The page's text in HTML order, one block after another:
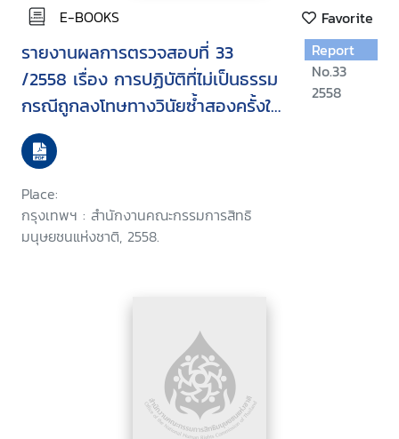
E-BOOKS Favorite
รายงานผลการตรวจสอบที่ 33
/2558 เรื่อง การปฏิบัติที่ไม่เป็นธรรม
กรณีถูกลงโทษทางวินัยซ้ำสองครั้งใน
การกระทำความผิดครั้งเดียวกัน และ
ได้รับการพิจารณาอุทธรณ์ล่าช้าเกิน
สมควร
Place:
กรุงเทพฯ : สำนักงานคณะกรรมการสิทธิ
มนุษยชนแห่งชาติ, 2558.
Report
No.33
2558